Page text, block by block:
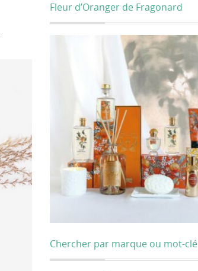
Fleur d’Oranger de Fragonard
Chercher par marque ou mot-clé